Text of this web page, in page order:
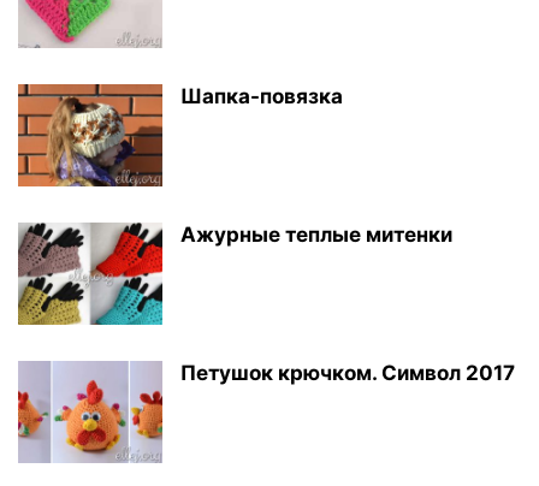
Шапка-повязка
Ажурные теплые митенки
Петушок крючком. Символ 2017